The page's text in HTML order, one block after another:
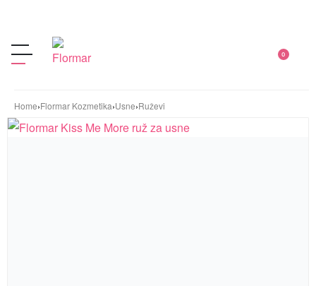
0
Home›Flormar Kozmetika›Usne›Ruževi